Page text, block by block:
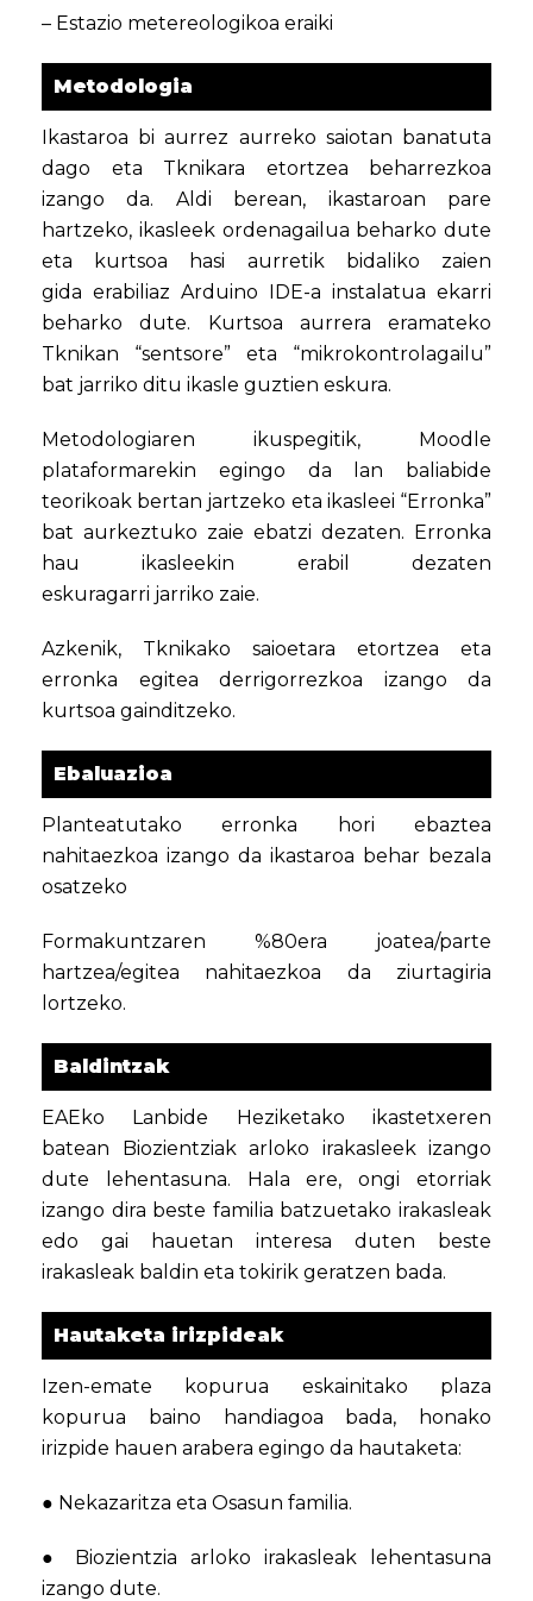
– Estazio metereologikoa eraiki
Metodologia
Ikastaroa bi aurrez aurreko saiotan banatuta
dago eta Tknikara etortzea beharrezkoa
izango da. Aldi berean, ikastaroan pare
hartzeko, ikasleek ordenagailua beharko dute
eta kurtsoa hasi aurretik bidaliko zaien
gida erabiliaz Arduino IDE-a instalatua ekarri
beharko dute. Kurtsoa aurrera eramateko
Tknikan “sentsore” eta “mikrokontrolagailu”
bat jarriko ditu ikasle guztien eskura.
Metodologiaren ikuspegitik, Moodle
plataformarekin egingo da lan baliabide
teorikoak bertan jartzeko eta ikasleei “Erronka”
bat aurkeztuko zaie ebatzi dezaten. Erronka
hau ikasleekin erabil dezaten
eskuragarri jarriko zaie.
Azkenik, Tknikako saioetara etortzea eta
erronka egitea derrigorrezkoa izango da
kurtsoa gainditzeko.
Ebaluazioa
Planteatutako erronka hori ebaztea
nahitaezkoa izango da ikastaroa behar bezala
osatzeko
Formakuntzaren %80era joatea/parte
hartzea/egitea nahitaezkoa da ziurtagiria
lortzeko.
Baldintzak
EAEko Lanbide Heziketako ikastetxeren
batean Biozientziak arloko irakasleek izango
dute lehentasuna. Hala ere, ongi etorriak
izango dira beste familia batzuetako irakasleak
edo gai hauetan interesa duten beste
irakasleak baldin eta tokirik geratzen bada.
Hautaketa irizpideak
Izen-emate kopurua eskainitako plaza
kopurua baino handiagoa bada, honako
irizpide hauen arabera egingo da hautaketa:
● Nekazaritza eta Osasun familia.
● Biozientzia arloko irakasleak lehentasuna
izango dute.